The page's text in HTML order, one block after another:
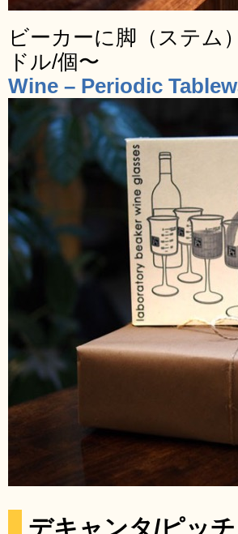
ビーカーに脚（ステム
ドル/個〜
Wine – Periodic
デキャンタ/ピッ